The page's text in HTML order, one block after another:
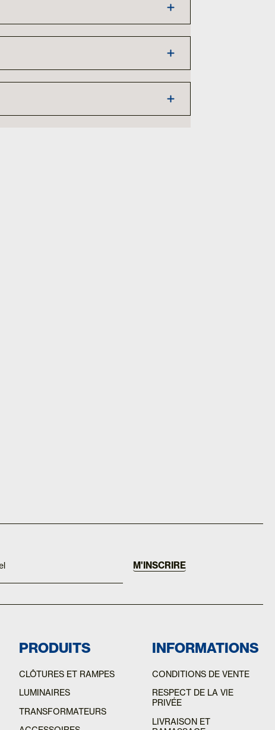
M'INSCRIRE
PRODUITS
CLÔTURES ET RAMPES
LUMINAIRES
TRANSFORMATEURS
INFORMATIONS
CONDITIONS DE VENTE
RESPECT DE LA VIE
PRIVÉE
LIVRAISON ET